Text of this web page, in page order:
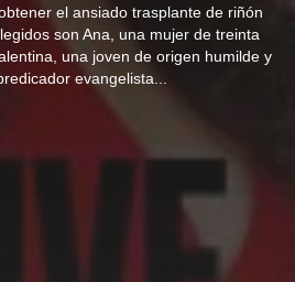
el ansiado trasplante de riñón
son Ana, una mujer de treinta
una joven de origen humilde y
evangelista...